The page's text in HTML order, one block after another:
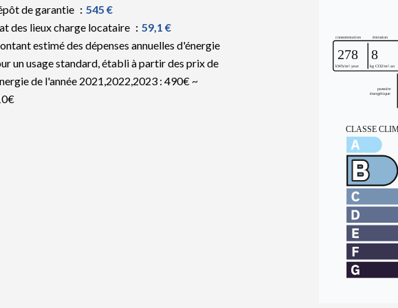
de garantie
545 €
des lieux charge locataire
59,1 €
estimé des dépenses annuelles d'énergie
un usage standard, établi à partir des prix de
de l'année 2021,2022,2023 : 490€ ~